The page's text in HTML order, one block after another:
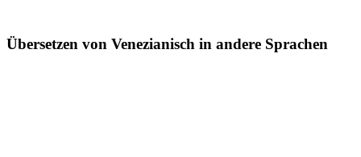
Übersetzen von Venezianisch in andere Sprachen